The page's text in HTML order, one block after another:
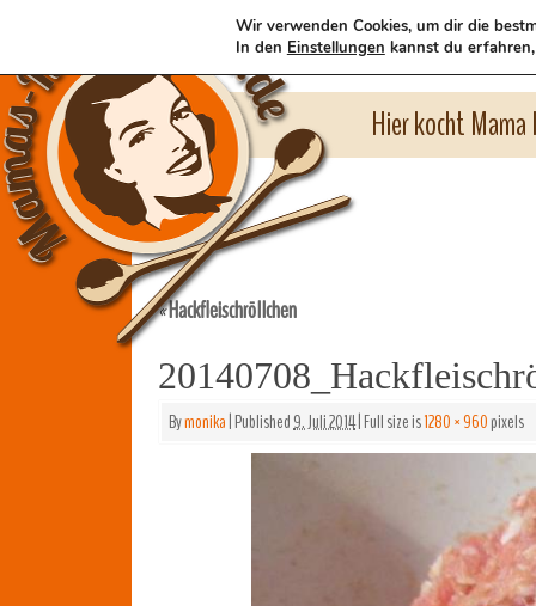
Hier kocht
«Hackfleischröllchen
Bymonika|Published9. Juli 2014|Full size is1280 × 960pixels
Wir verwenden Cookies, um dir die
In den Einstellungen kannst du